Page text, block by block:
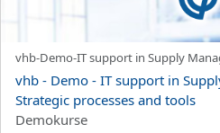
Краткое название курса
vhb-Demo-IT support in Supply
Название курса
vhb - Demo - IT support in
Strategic processes and tools
Категория курса
Demokurse